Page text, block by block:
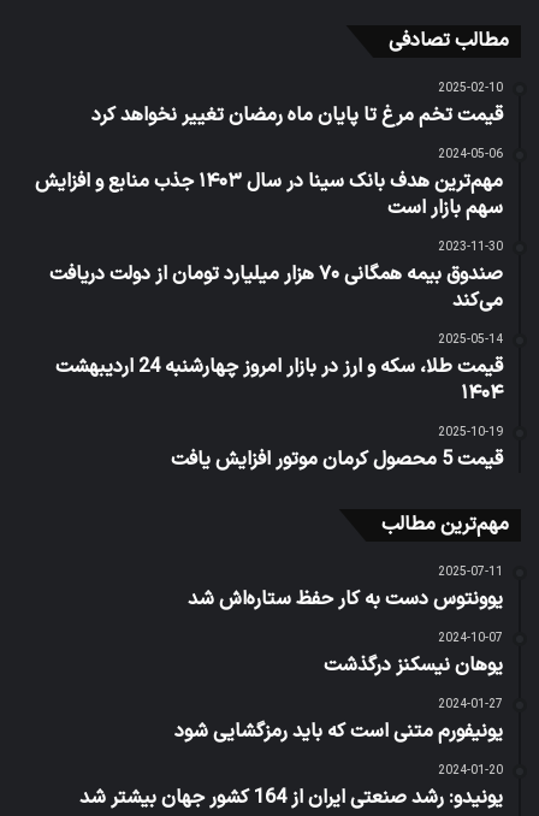
مطالب تصادفی
2025-02-10
قیمت تخم مرغ تا پایان ماه رمضان تغییر نخواهد کرد
2024-05-06
مهم‌ترین هدف بانک سینا در سال ۱۴۰۳ جذب منابع و افزایش
سهم بازار است
2023-11-30
صندوق بیمه همگانی ۷۰ هزار میلیارد تومان از دولت دریافت
می‌کند
2025-05-14
قیمت طلا، سکه و ارز در بازار امروز چهارشنبه 24 اردیبهشت
۱۴۰۴
2025-10-19
قیمت 5 محصول کرمان موتور افزایش یافت
مهم‌ترین مطالب
2025-07-11
یوونتوس دست به کار حفظ ستاره‌اش شد
2024-10-07
یوهان نیسکنز درگذشت
2024-01-27
یونیفورم متنی است که باید رمزگشایی شود
2024-01-20
یونیدو: رشد صنعتی ایران از 164 کشور جهان بیشتر شد